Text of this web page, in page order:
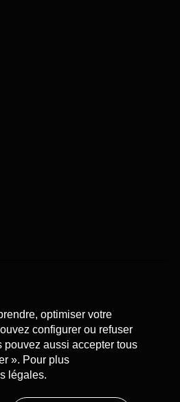
optimiser votre
configurer ou refuser
pouvez aussi accepter tous
». Pour plus
légales.